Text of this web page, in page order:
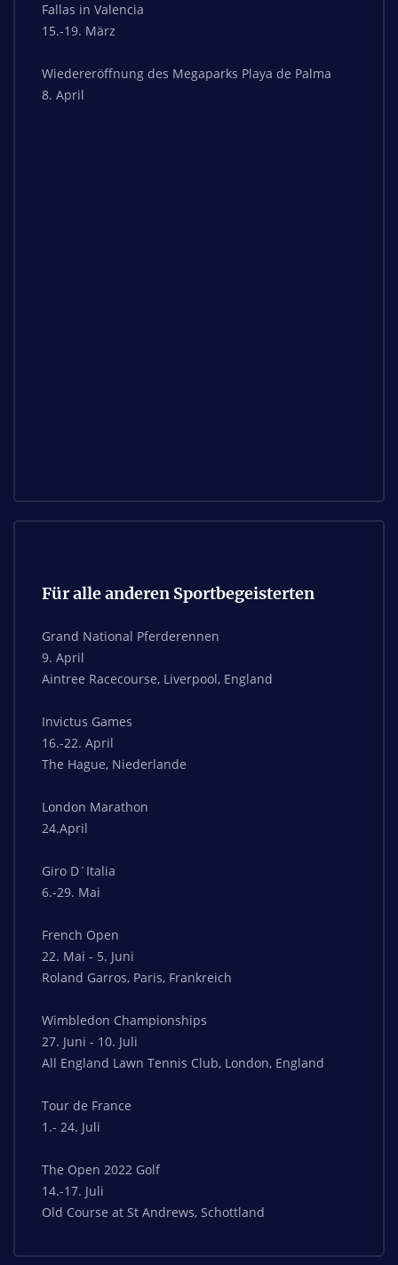
Fallas in Valencia
15.-19. März
Wiedereröffnung des Megaparks Playa de Palma
8. April
Für alle anderen Sportbegeisterten
Grand National Pferderennen
9. April
Aintree Racecourse, Liverpool, England
Invictus Games
16.-22. April
The Hague, Niederlande
London Marathon
24.April
Giro D´Italia
6.-29. Mai
French Open
22. Mai - 5. Juni
Roland Garros, Paris, Frankreich
Wimbledon Championships
27. Juni - 10. Juli
All England Lawn Tennis Club, London, England
Tour de France
1.- 24. Juli
The Open 2022 Golf
14.-17. Juli
Old Course at St Andrews, Schottland